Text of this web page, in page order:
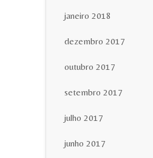
janeiro 2018
dezembro 2017
outubro 2017
setembro 2017
julho 2017
junho 2017